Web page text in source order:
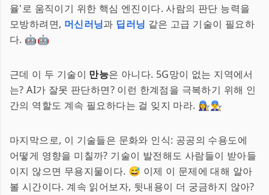
율'로 움직이기 위한 핵심 엔진이다. 사람의 판단 능력을
모방하려면, 머신러닝과 딥러닝 같은 고급 기술이 필요하
다. 🤖🤖
근데 이 두 기술이 만능은 아니다. 5G망이 없는 지역에서
는? AI가 잘못 판단하면? 이런 한계점을 극복하기 위해 인
간의 역할도 계속 필요하다는 걸 잊지 마라. 👩‍🔧👨‍🔧
마지막으로, 이 기술들은 문화와 인식: 공공의 수용도에
어떻게 영향을 미칠까? 기술이 발전해도 사람들이 받아들
이지 않으면 무용지물이다. 😅 이제 이 문제에 대해 알아
볼 시간이다. 계속 읽어보자, 뒷내용이 더 궁금하지 않아?